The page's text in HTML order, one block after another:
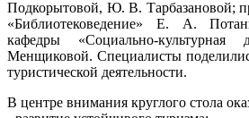
Подкорытовой, Ю. В. Тарбазановой;
«Библиотековедение» Е. А.
кафедры «Социально-
Менщиковой. Специалисты
туристической деятельности.
В центре внимания круглого стола